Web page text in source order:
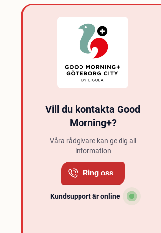
Vill du kontakta Good
Morning+?
Våra rådgivare kan ge dig all
information
Ring oss
Kundsupport är online